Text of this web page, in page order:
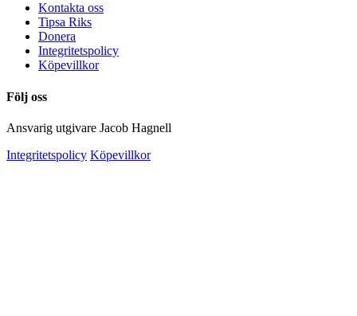
Kontakta oss
Tipsa Riks
Donera
Integritetspolicy
Köpevillkor
Följ oss
Ansvarig utgivare Jacob Hagnell
Integritetspolicy Köpevillkor